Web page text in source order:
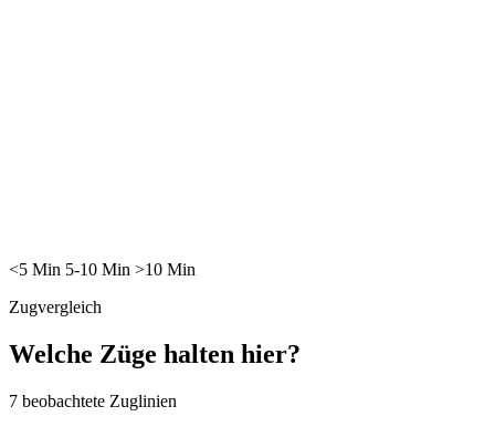
<5 Min 5-10 Min >10 Min
Zugvergleich
Welche Züge halten hier?
7 beobachtete Zuglinien